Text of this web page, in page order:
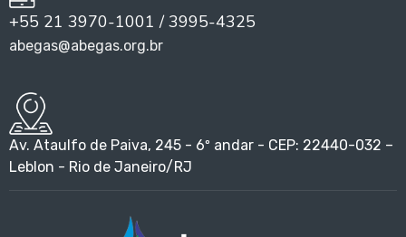
+55 21 3970-1001 / 3995-4325
abegas@abegas.org.br
Av. Ataulfo de Paiva, 245 - 6º andar - CEP: 22440-032 –
Leblon - Rio de Janeiro/RJ